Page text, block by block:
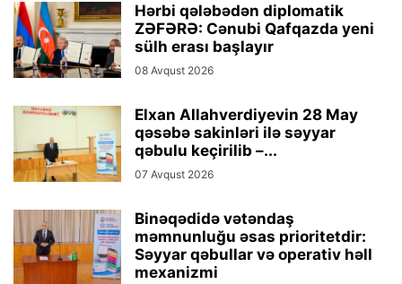
Hərbi qələbədən diplomatik
ZƏFƏRƏ: Cənubi Qafqazda yeni
sülh erası başlayır
08 Avqust 2026
Elxan Allahverdiyevin 28 May
qəsəbə sakinləri ilə səyyar
qəbulu keçirilib –...
07 Avqust 2026
Binəqədidə vətəndaş
məmnunluğu əsas prioritetdir:
Səyyar qəbullar və operativ həll
mexanizmi